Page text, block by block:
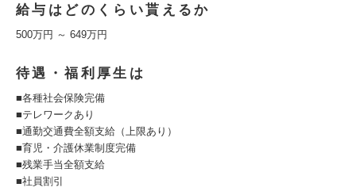
給与はどのくらい貰えるか
500万円 ～ 649万円
待遇・福利厚生は
■各種社会保険完備
■テレワークあり
■通勤交通費全額支給（上限あり）
■育児・介護休業制度完備
■残業手当全額支給
■社員割引